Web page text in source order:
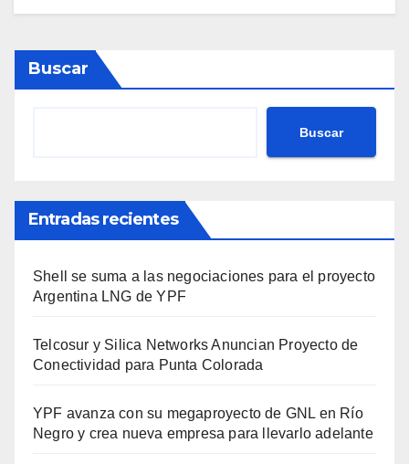
Buscar
Buscar
Entradas recientes
Shell se suma a las negociaciones para el proyecto
Argentina LNG de YPF
Telcosur y Silica Networks Anuncian Proyecto de
Conectividad para Punta Colorada
YPF avanza con su megaproyecto de GNL en Río
Negro y crea nueva empresa para llevarlo adelante